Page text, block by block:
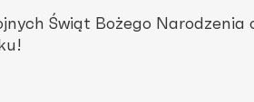
Świąt Bożego Narodzenia